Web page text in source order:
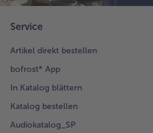
Service
Artikel direkt bestellen
bofrost* App
In Katalog blättern
Katalog bestellen
Audiokatalog_SP